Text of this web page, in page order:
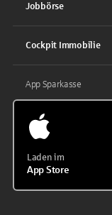
Jobbörse
Cockpit Immobilie
App Sparkasse
Laden im
App Store